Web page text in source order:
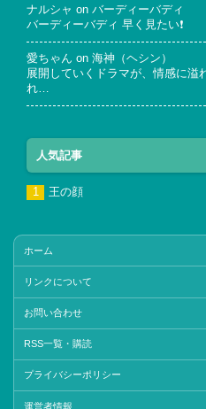
ナルシャ on バーディーバディ
バーディーバディ 早く見たい❗
愛ちゃん on 海神（ヘシン）
展開していくドラマが、情感に
れ…
人気記事
王の顔
ホーム
リンクについて
お問い合わせ
RSS一覧・購読
プライバシーポリシー
運営者情報